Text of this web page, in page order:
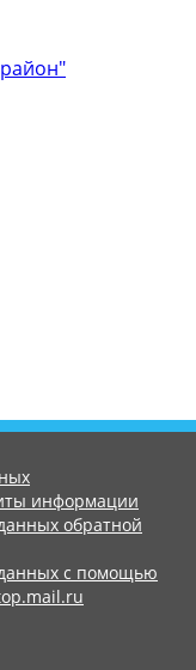
информации
обратной
данных с помощью